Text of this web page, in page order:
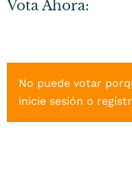
Vota Ahora:
No puede votar
inicie sesión o